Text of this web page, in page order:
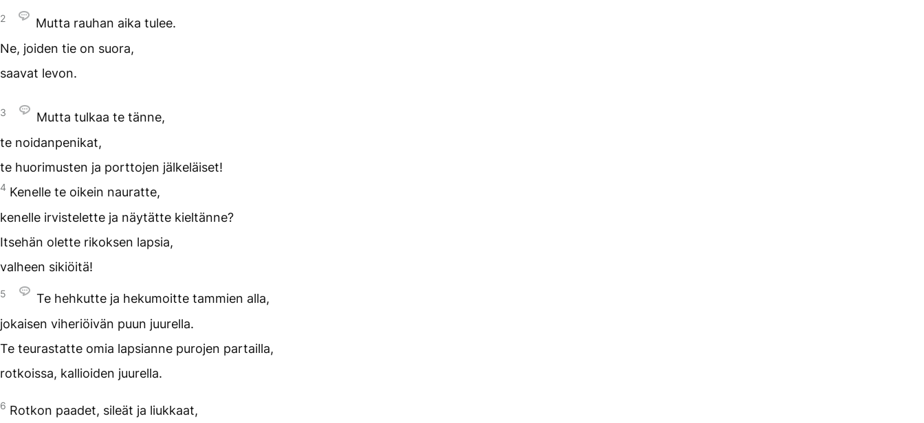
2
Mutta rauhan aika tulee.
Ne, joiden tie on suora,
saavat levon.
3
Mutta tulkaa te tänne,
te noidanpenikat,
te huorimusten ja porttojen jälkeläiset!
4 Kenelle te oikein nauratte,
kenelle irvistelette ja näytätte kieltänne?
Itsehän olette rikoksen lapsia,
valheen sikiöitä!
5
Te hehkutte ja hekumoitte tammien alla,
jokaisen viheriöivän puun juurella.
Te teurastatte omia lapsianne purojen partailla,
rotkoissa, kallioiden juurella.
6 Rotkon paadet, sileät ja liukkaat,